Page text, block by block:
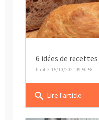
6 idées de recettes
Publié : 15/10/2021 09:50:58
search Lire l'article